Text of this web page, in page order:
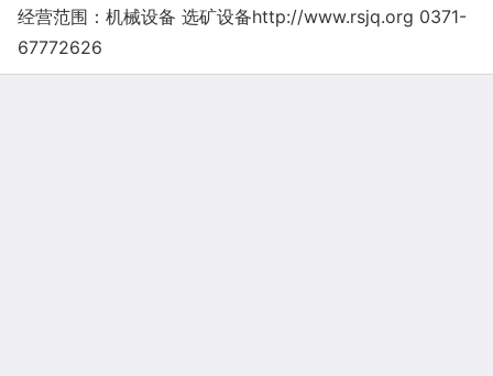
经营范围：机械设备 选矿设备http://www.rsjq.org 0371-
67772626